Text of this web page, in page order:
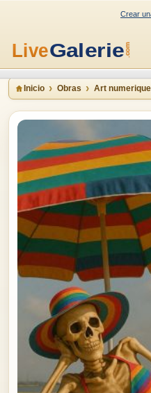
Crear
Inicio Obras Art numerique